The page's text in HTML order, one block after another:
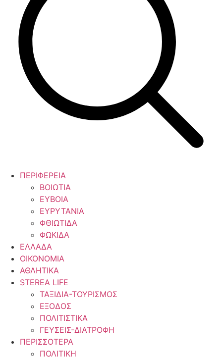
ΠΕΡΙΦΕΡΕΙΑ
ΒΟΙΩΤΙΑ
ΕΥΒΟΙΑ
ΕΥΡΥΤΑΝΙΑ
ΦΘΙΩΤΙΔΑ
ΦΩΚΙΔΑ
ΕΛΛΑΔΑ
ΟΙΚΟΝΟΜΙΑ
ΑΘΛΗΤΙΚΑ
STEREA LIFE
ΤΑΞΙΔΙΑ-ΤΟΥΡΙΣΜΟΣ
ΕΞΟΔΟΣ
ΠΟΛΙΤΙΣΤΙΚΑ
ΓΕΥΣΕΙΣ-ΔΙΑΤΡΟΦΗ
ΠΕΡΙΣΣΟΤΕΡΑ
ΠΟΛΙΤΙΚΗ